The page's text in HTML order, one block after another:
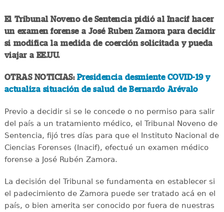
El Tribunal Noveno de Sentencia pidió al Inacif hacer
un examen forense a José Ruben Zamora para decidir
si modifica la medida de coerción solicitada y pueda
viajar a EE.UU.
OTRAS NOTICIAS: Presidencia desmiente COVID-19 y
actualiza situación de salud de Bernardo Arévalo
Previo a decidir si se le concede o no permiso para salir
del país a un tratamiento médico, el Tribunal Noveno de
Sentencia, fijó tres días para que el Instituto Nacional de
Ciencias Forenses (Inacif), efectué un examen médico
forense a José Rubén Zamora.
La decisión del Tribunal se fundamenta en establecer si
el padecimiento de Zamora puede ser tratado acá en el
país, o bien amerita ser conocido por fuera de nuestras